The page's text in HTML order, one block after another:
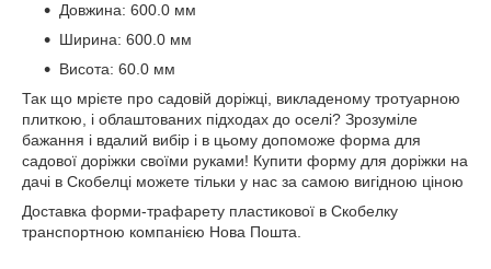
Довжина: 600.0 мм
Ширина: 600.0 мм
Висота: 60.0 мм
Так що мрієте про садовій доріжці, викладеному тротуарною
плиткою, і облаштованих підходах до оселі? Зрозуміле
бажання і вдалий вибір і в цьому допоможе форма для
садової доріжки своїми руками! Купити форму для доріжки на
дачі в Скобелці можете тільки у нас за самою вигідною ціною
Доставка форми-трафарету пластикової в Скобелку
транспортною компанією Нова Пошта.